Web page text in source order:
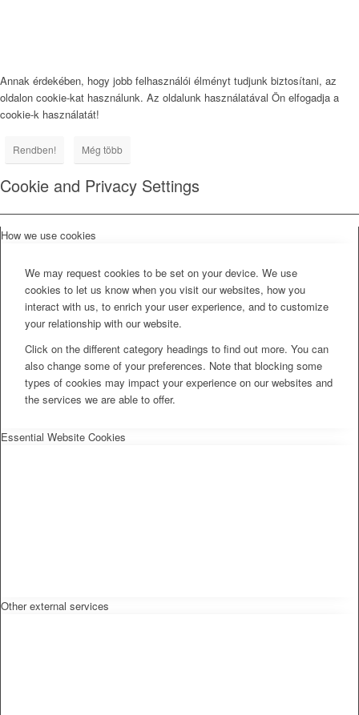
Annak érdekében, hogy jobb felhasználói élményt tudjunk biztosítani, az
oldalon cookie-kat használunk. Az oldalunk használatával Ön elfogadja a
cookie-k használatát!
Rendben! Még több
Cookie and Privacy Settings
How we use cookies
We may request cookies to be set on your device. We use
cookies to let us know when you visit our websites, how you
interact with us, to enrich your user experience, and to customize
your relationship with our website.
Click on the different category headings to find out more. You can
also change some of your preferences. Note that blocking some
types of cookies may impact your experience on our websites and
the services we are able to offer.
Essential Website Cookies
Other external services